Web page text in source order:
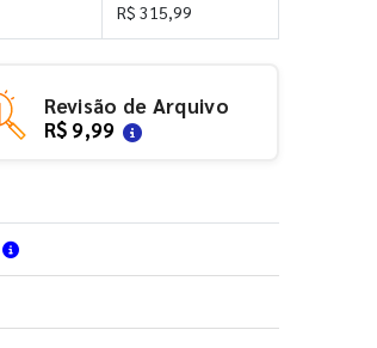
R$ 315,99
Revisão de Arquivo
R$ 9,99
Verifique as condições de entrega